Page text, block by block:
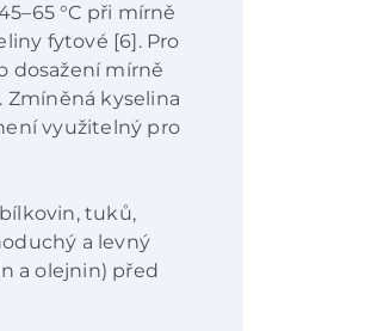
°C při mírně
fytové [6]. Pro
dosažení mírně
kyselina
využitelný pro
tuků,
a levný
a olejnin) před